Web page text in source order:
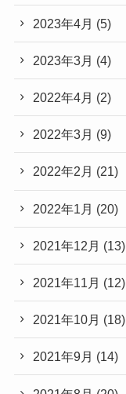
2023年4月 (5)
2023年3月 (4)
2022年4月 (2)
2022年3月 (9)
2022年2月 (21)
2022年1月 (20)
2021年12月 (13)
2021年11月 (12)
2021年10月 (18)
2021年9月 (14)